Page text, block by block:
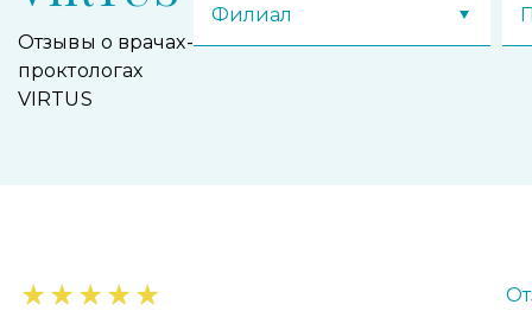
Отзывы о врачах-
проктологах
VIRTUS
Филиал
★★★★★